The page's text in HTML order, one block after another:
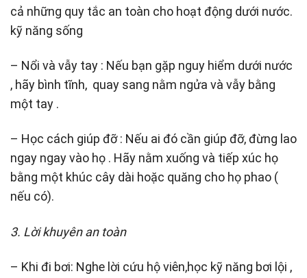
cả những quy tắc an toàn cho hoạt động dưới nước.
kỹ năng sống
– Nổi và vẫy tay : Nếu bạn gặp nguy hiểm dưới nước
, hãy bình tĩnh, quay sang nằm ngửa và vẫy bằng
một tay .
– Học cách giúp đỡ : Nếu ai đó cần giúp đỡ, đừng lao
ngay ngay vào họ . Hãy nằm xuống và tiếp xúc họ
bằng một khúc cây dài hoặc quăng cho họ phao (
nếu có).
3. Lời khuyên an toàn
– Khi đi bơi: Nghe lời cứu hộ viên,học kỹ năng bơi lội ,